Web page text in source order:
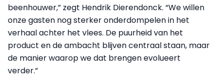
beenhouwer,” zegt Hendrik Dierendonck. “We willen
onze gasten nog sterker onderdompelen in het
verhaal achter het vlees. De puurheid van het
product en de ambacht blijven centraal staan, maar
de manier waarop we dat brengen evolueert
verder.”